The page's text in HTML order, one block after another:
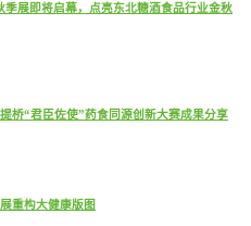
展即将启幕，点亮东北糖酒食品行业金秋
桥“君臣佐使”药食同源创新大赛成果分享
重构大健康版图